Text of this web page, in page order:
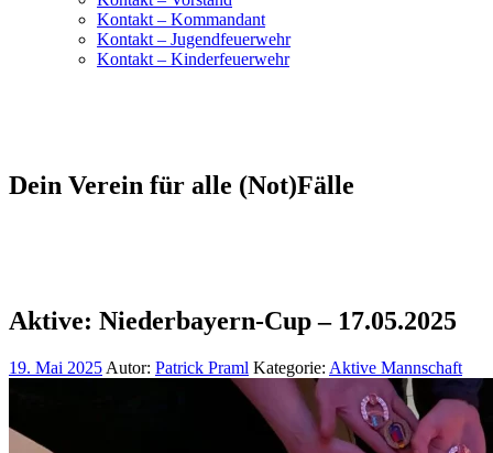
Kontakt – Kommandant
Kontakt – Jugendfeuerwehr
Kontakt – Kinderfeuerwehr
Dein Verein für alle (Not)Fälle
Aktive: Niederbayern-Cup – 17.05.2025
19. Mai 2025 Autor: Patrick Praml Kategorie: Aktive Mannschaft